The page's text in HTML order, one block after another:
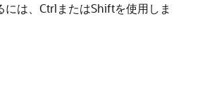
は、CtrlまたはShiftを使用しま